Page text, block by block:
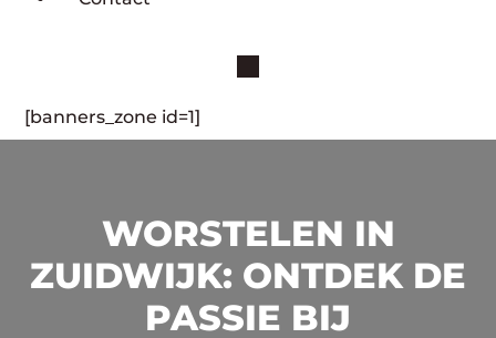
[banners_zone id=1]
WORSTELEN IN
ZUIDWIJK: ONTDEK DE
PASSIE BIJ